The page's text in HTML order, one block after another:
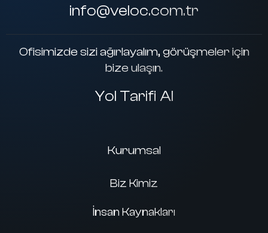
info@veloc.com.tr
Ofisimizde sizi ağırlayalım, görüşmeler için
bize ulaşın.
Yol Tarifi Al
Kurumsal
Biz Kimiz
İnsan Kaynakları